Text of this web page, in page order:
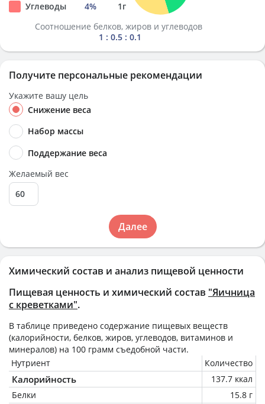
Химический состав и анализ пищевой ценности
Пищевая ценность и химический состав "Яичница
с креветками".
В таблице приведено содержание пищевых веществ
(калорийности, белков, жиров, углеводов, витаминов и
минералов) на 100 грамм съедобной части.
Нутриент
Количество
Калорийность
137.7 ккал
Белки
15.8 г
Углеводы
4% 1г
Соотношение белков, жиров и углеводов
1 : 0.5 : 0.1
Получите персональные рекомендации
Укажите вашу цель
Снижение веса
Набор массы
Поддержание веса
Желаемый вес
Далее